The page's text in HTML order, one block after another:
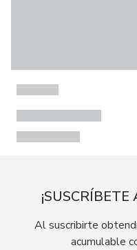
Al suscribirte
acumulable